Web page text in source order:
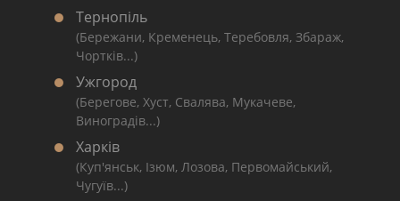
Тернопіль
(Бережани, Кременець, Теребовля, Збараж,
Чортків...)
Ужгород
(Берегове, Хуст, Свалява, Мукачеве,
Виноградів...)
Харків
(Куп'янськ, Ізюм, Лозова, Первомайський,
Чугуїв...)